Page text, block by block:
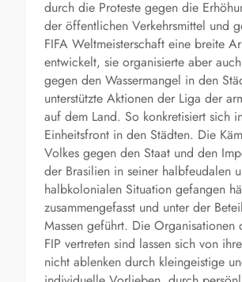
durch die Proteste gegen die
der öffentlichen Verkehrsmittel und
FIFA Weltmeisterschaft eine breite
entwickelt, sie organisierte aber
gegen den Wassermangel in den
unterstützte Aktionen der Liga der
auf dem Land. So konkretisiert sich
Einheitsfront in den Städten. Die
Volkes gegen den Staat und den
der Brasilien in seiner halbfeudalen
halbkolonialen Situation gefangen
zusammengefasst und unter der
Massen geführt. Die Organisationen
FIP vertreten sind lassen sich von
nicht ablenken durch kleingeistige